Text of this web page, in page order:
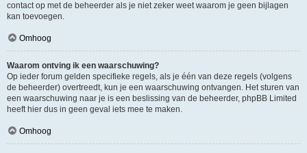
contact op met de beheerder als je niet zeker weet waarom je geen bijlagen
kan toevoegen.
Omhoog
Waarom ontving ik een waarschuwing?
Op ieder forum gelden specifieke regels, als je één van deze regels (volgens
de beheerder) overtreedt, kun je een waarschuwing ontvangen. Het sturen van
een waarschuwing naar je is een beslissing van de beheerder, phpBB Limited
heeft hier dus in geen geval iets mee te maken.
Omhoog